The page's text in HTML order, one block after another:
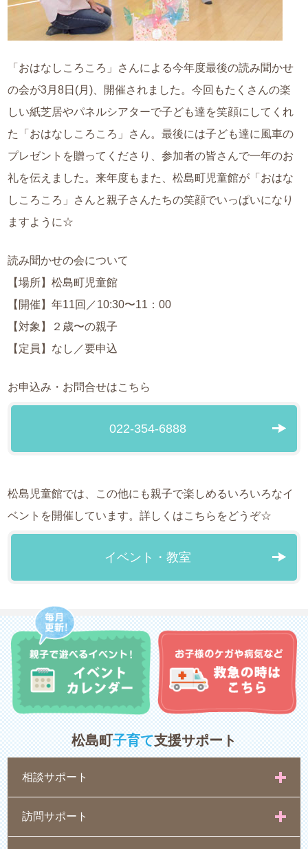
「おはなしころころ」さんによる今年度最後の読み聞かせ
の会が3月8日(月)、開催されました。今回もたくさんの楽
しい紙芝居やパネルシアターで子ども達を笑顔にしてくれ
た「おはなしころころ」さん。最後には子ども達に風車の
プレゼントを贈ってくださり、参加者の皆さんで一年のお
礼を伝えました。来年度もまた、松島町児童館が「おはな
しころころ」さんと親子さんたちの笑顔でいっぱいになり
ますように☆
読み聞かせの会について
【場所】松島町児童館
【開催】年11回／10:30〜11：00
【対象】２歳〜の親子
【定員】なし／要申込
お申込み・お問合せはこちら
022-354-6888
松島児童館では、この他にも親子で楽しめるいろいろなイ
ベントを開催しています。詳しくはこちらをどうぞ☆
イベント・教室
松島町子育て支援サポート
相談サポート
訪問サポート